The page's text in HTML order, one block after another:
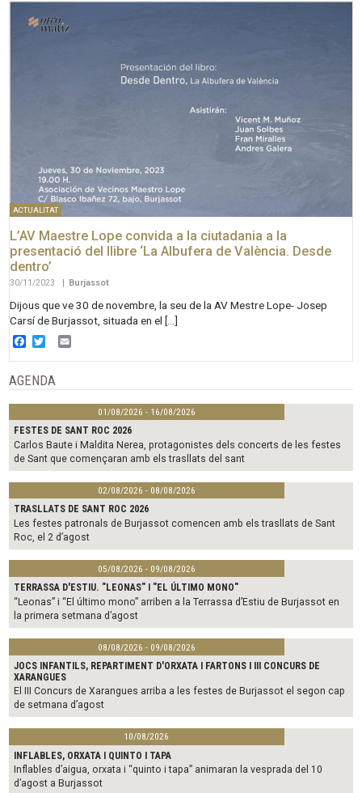
ACTUALITAT
L’AV Maestre Lope convida a la ciutadania a la
presentació del llibre ‘La Albufera de València. Desde
dentro’
30/11/2023 | Burjassot
Dijous que ve 30 de novembre, la seu de la AV Mestre Lope- Josep
Carsí de Burjassot, situada en el […]
Facebook
Twitter
AGENDA
01/08/2026 - 16/08/2026
FESTES DE SANT ROC 2026
Carlos Baute i Maldita Nerea, protagonistes dels concerts de les festes
de Sant que començaran amb els trasllats del sant
02/08/2026 - 08/08/2026
TRASLLATS DE SANT ROC 2026
Les festes patronals de Burjassot comencen amb els trasllats de Sant
Roc, el 2 d’agost
05/08/2026 - 09/08/2026
TERRASSA D'ESTIU. "LEONAS" I "EL ÚLTIMO MONO"
“Leonas” i “El último mono” arriben a la Terrassa d’Estiu de Burjassot en
la primera setmana d’agost
08/08/2026 - 09/08/2026
JOCS INFANTILS, REPARTIMENT D'ORXATA I FARTONS I III CONCURS DE
XARANGUES
El III Concurs de Xarangues arriba a les festes de Burjassot el segon cap
de setmana d’agost
10/08/2026
INFLABLES, ORXATA I QUINTO I TAPA
Inflables d’aigua, orxata i “quinto i tapa” animaran la vesprada del 10
d’agost a Burjassot